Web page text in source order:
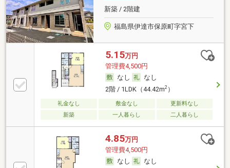
新築 / 2階建
福島県伊達市保原町字宮下
5.15万円
管理費4,500円
なし
なし
2階 / 1LDK（44.42m2）
礼金なし 敷金なし
更新料なし
新築
一人暮らし 二人暮らし
4.85万円
管理費4,500円
なし
なし